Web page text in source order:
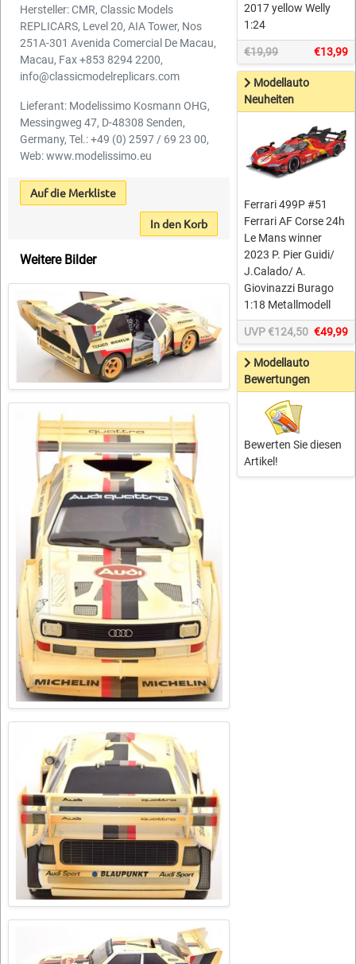
Hersteller: CMR, Classic Models
REPLICARS, Level 20, AIA Tower, Nos
251A-301 Avenida Comercial De Macau,
Macau, Fax +853 8294 2200,
info@classicmodelreplicars.com
Lieferant: Modelissimo Kosmann OHG,
Messingweg 47, D-48308 Senden,
Germany, Tel.: +49 (0) 2597 / 69 23 00,
Web: www.modelissimo.eu
Auf die Merkliste
In den Korb
Weitere Bilder
2017 yellow Welly
1:24
€19,99 €13,99
Modellauto
Neuheiten
Ferrari 499P #51
Ferrari AF Corse 24h
Le Mans winner
2023 P. Pier Guidi/
J.Calado/ A.
Giovinazzi Burago
1:18 Metallmodell
UVP €124,50 €49,99
Modellauto
Bewertungen
Bewerten Sie diesen
Artikel!